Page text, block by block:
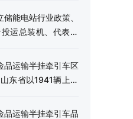
能电站行业政策、
运总装机、代表企
化发展的战略机遇
运输半挂牵引车区
东省以1941辆上牌
运输半挂牵引车品